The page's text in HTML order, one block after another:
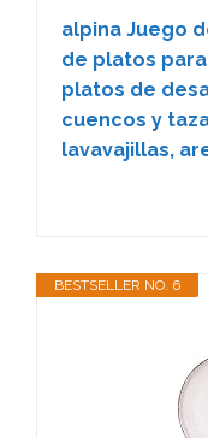
alpina Juego
de platos
platos de
cuencos y
lavavajillas,
BESTSELLER NO. 6